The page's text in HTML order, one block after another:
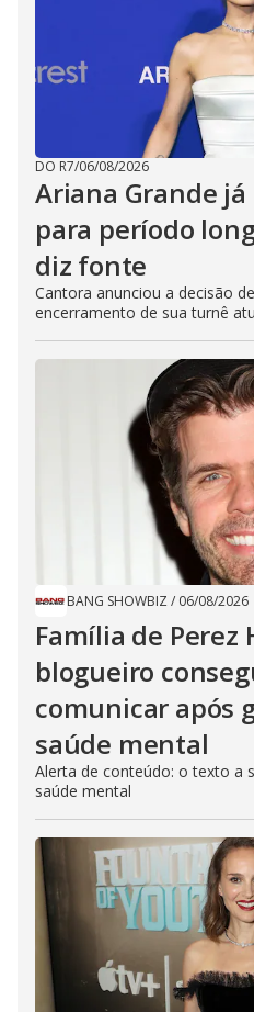
DO R7/06/08/2026
Ariana Grande
para período
diz fonte
Cantora anunciou a decisão
encerramento de sua turnê
BANG SHOWBIZ / 06/08/2026
Família de
blogueiro
comunicar após
saúde mental
Alerta de conteúdo: o texto a
saúde mental